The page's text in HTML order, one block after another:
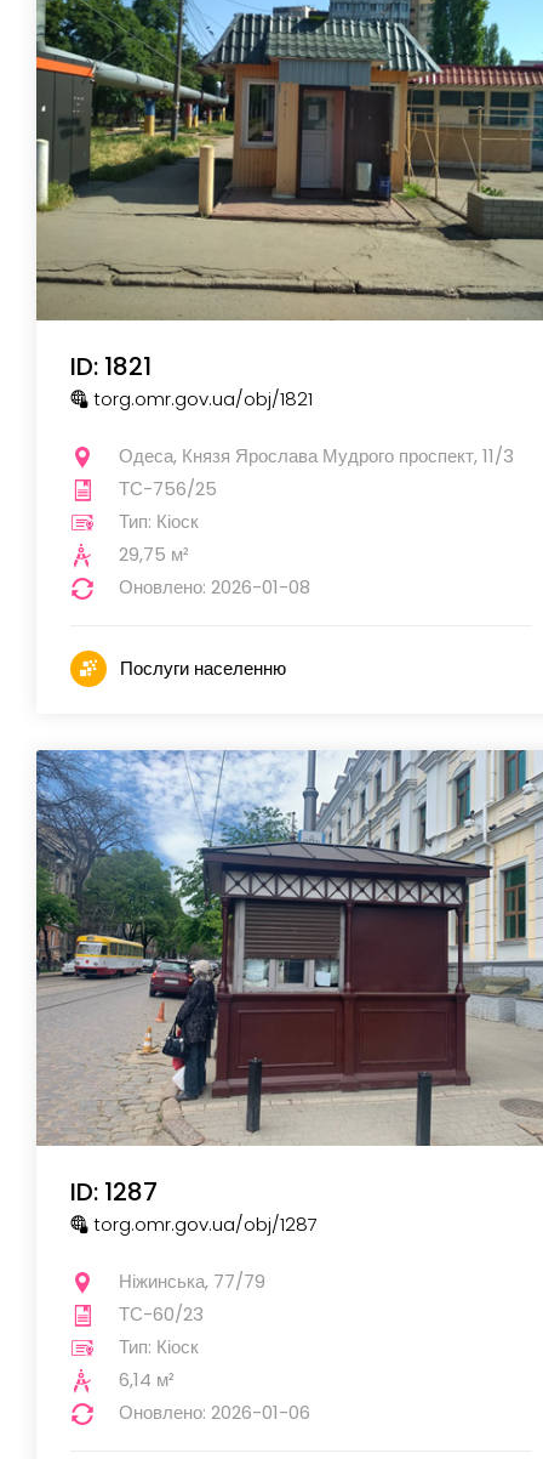
ID: 1821
torg.omr.gov.ua/obj/1821
Одеса, Князя Ярослава Мудрого проспект, 11/3
ТС-756/25
Тип: Кіоск
29,75 м²
Оновлено: 2026-01-08
Послуги населенню
ID: 1287
torg.omr.gov.ua/obj/1287
Ніжинська, 77/79
ТС-60/23
Тип: Кіоск
6,14 м²
Оновлено: 2026-01-06